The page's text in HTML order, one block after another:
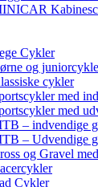
Cykler
og
cykler
med
med
– indvendige
– Udvendige
og Gravel
Cykler